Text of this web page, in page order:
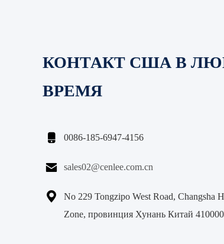
КОНТАКТ США В
ВРЕМЯ
 0086-185-6947-4156
 sales02@cenlee.com.cn

No 229 Tongzipo West Road, Changsha
Zone, провинция Хунань Китай 410000